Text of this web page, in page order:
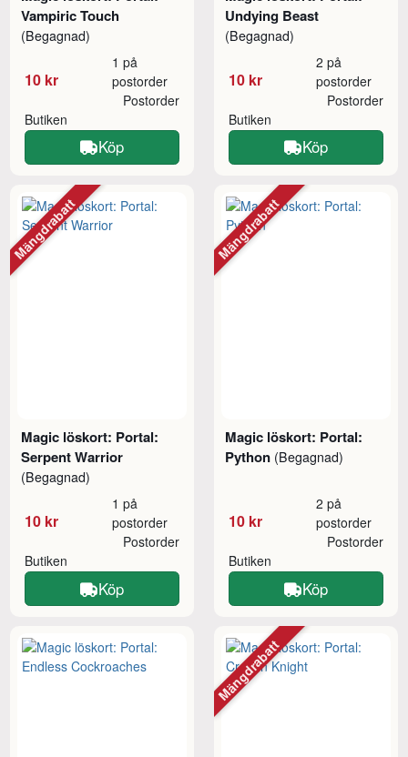
Vampiric Touch
(Begagnad)
10 kr
1 på
postorder
Butiken
Postorder
Köp
Undying Beast
(Begagnad)
10 kr
2 på
postorder
Butiken
Postorder
Köp
Magic löskort: Portal:
Serpent Warrior
(Begagnad)
10 kr
1 på
postorder
Butiken
Postorder
Köp
Mängdrabatt
Magic löskort: Portal:
Python (Begagnad)
10 kr
2 på
postorder
Butiken
Postorder
Köp
Mängdrabatt
Mängdrabatt